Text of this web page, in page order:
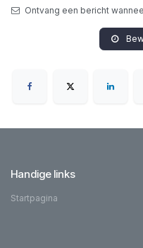
Ontvang een bericht
Handige links
Startpagina